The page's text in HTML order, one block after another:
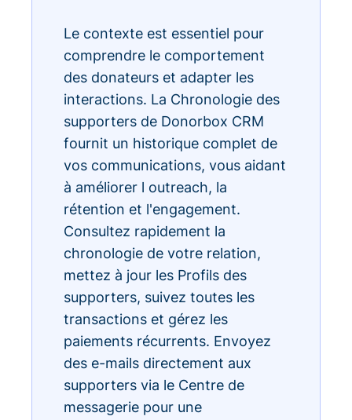
Le contexte est essentiel pour
comprendre le comportement
des donateurs et adapter les
interactions. La Chronologie des
supporters de Donorbox CRM
fournit un historique complet de
vos communications, vous aidant
à améliorer l outreach, la
rétention et l'engagement.
Consultez rapidement la
chronologie de votre relation,
mettez à jour les Profils des
supporters, suivez toutes les
transactions et gérez les
paiements récurrents. Envoyez
des e-mails directement aux
supporters via le Centre de
messagerie pour une